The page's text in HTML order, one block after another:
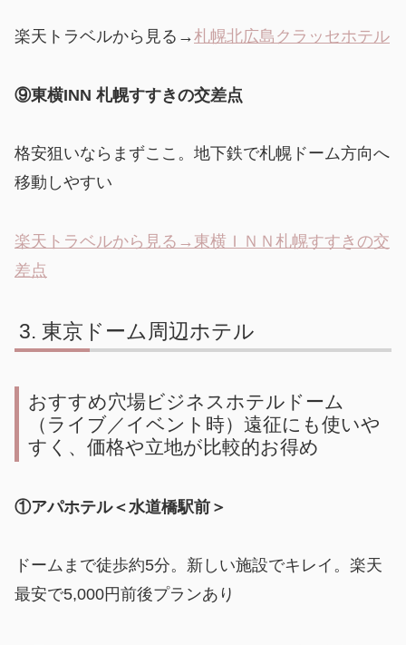
楽天トラベルから見る→札幌北広島クラッセホテル
⑨東横INN 札幌すすきの交差点
格安狙いならまずここ。地下鉄で札幌ドーム方向へ
移動しやすい
楽天トラベルから見る→東横ＩＮＮ札幌すすきの交
差点
東京ドーム周辺ホテル
おすすめ穴場ビジネスホテルドーム
（ライブ／イベント時）遠征にも使いや
すく、価格や立地が比較的お得め
①アパホテル＜水道橋駅前＞
ドームまで徒歩約5分。新しい施設でキレイ。楽天
最安で5,000円前後プランあり